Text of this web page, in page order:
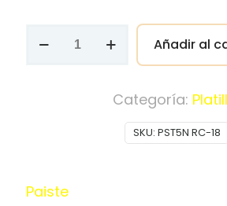
Añadir al
SKU: PST5N RC-18
Categoría:
Paiste